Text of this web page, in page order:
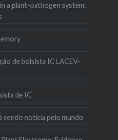
a plant-pathogen system:
de bolsista IC LACEV-
de IC
sendo notícia pelo mundo